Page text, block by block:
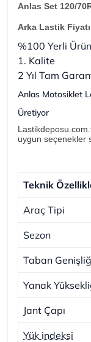
Anlas Set 120/
Arka Lastik Fiyatı
%100 Yerli Ürün
1. Kalite
2 Yıl Tam
Anlas Motosiklet
Üretiyor
uygun seçenekler
Teknik
Araç Tipi
Sezon
Taban
Yanak
Jant Çapı
Yük indeksi